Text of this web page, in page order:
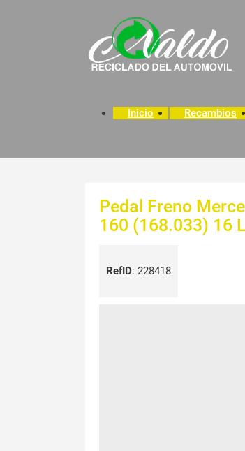
Inicio Recambios
Pedal Freno
160 (168.033) 16
RefID: 228418